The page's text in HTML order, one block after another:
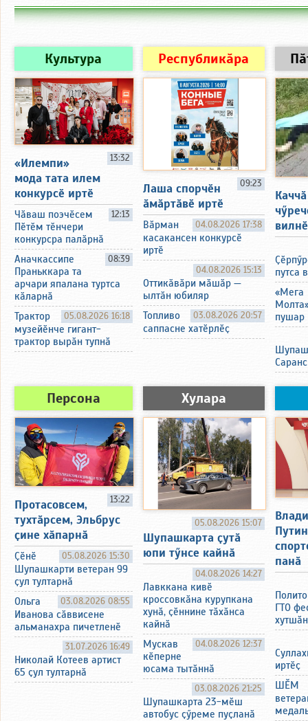
Культура
13:32
«Илемпи»
мода тата илем
конкурсӗ иртӗ
12:13
Чӑваш поэчӗсем
Пӗтӗм тӗнчери
конкурсра палӑрнӑ
08:39
Аначкассипе
Праньккара та
арчари япалана туртса
кӑларнӑ
05.08.2026 16:18
Трактор
музейӗнче гигант-
трактор вырӑн тупнӑ
Республикӑра
09:23
Лаша спорчӗн
ӑмӑртӑвӗ иртӗ
04.08.2026 17:38
Вӑрман
касакансен конкурсӗ
иртӗ
04.08.2026 15:13
Оттикӑвӑри мӑшӑр —
ылтӑн юбиляр
03.08.2026 20:57
Топливо
саппасне хатӗрлӗҫ
Каччӑ
вилнӗ
путса
«Мега
пушар
Персона
13:22
Протасовсем,
тухтӑрсем, Эльбрус
ҫине хӑпарнӑ
05.08.2026 15:30
Ҫӗнӗ
Шупашкарти ветеран 99
ҫул тултарнӑ
03.08.2026 08:55
Ольга
Иванова сӑввисене
альманахра пичетленӗ
31.07.2026 16:49
Николай Котеев артист
65 ҫул тултарнӑ
Хулара
05.08.2026 15:07
Шупашкарта ҫутӑ
юпи тӳнсе кайнӑ
04.08.2026 14:27
Лавккана кивӗ
кроссовкӑна курупкана
хунӑ, ҫӗннине тӑхӑнса
кайнӑ
04.08.2026 12:37
Мускав
кӗперне
юсама тытӑннӑ
03.08.2026 21:25
Шупашкарта 23-мӗш
автобус ҫӳреме пуҫланӑ
панӑ
ГТО
иртӗҫ
ШӖМ